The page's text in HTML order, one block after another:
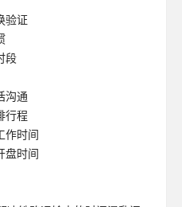
验证
段
沟通
行程
作时间
盘时间